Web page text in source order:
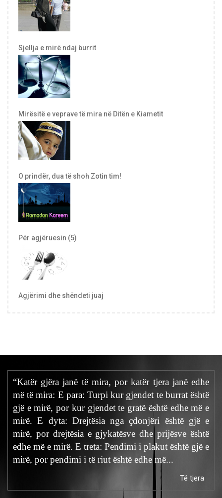
Sjellja e mirë ndaj burrit
Mirësitë e veprave të mira në Ditën e Kiametit
O prindër, dua të shoh Zotin tim!
Për agjëruesin (5)
Agjërimi dhe shëndeti juaj
“Katër gjëra janë të mira, por katër tjera janë edhe
më të mira: E para: Turpi kur gjendet te burrat është
gjë e mirë, por kur gjendet te gratë është edhe më e
mirë. E dyta: Drejtësia nga çdonjëri është gjë e
mirë, por drejtësia e gjykatësve dhe prijësve është
edhe më e mirë. E treta: Pendimi i plakut është gjë e
mirë, por pendimi i të riut është edhe më...
Të tjera